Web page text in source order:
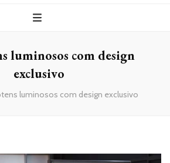
luminosos com design
exclusivo
luminosos com design exclusivo